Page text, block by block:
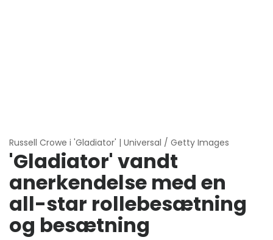
Russell Crowe i 'Gladiator' | Universal / Getty Images
'Gladiator' vandt
anerkendelse med en
all-star rollebesætning
og besætning